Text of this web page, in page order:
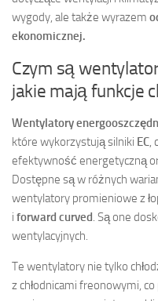
wygody, ale także wyrazem
ekonomicznej.
Czym są
jakie mają funkcje
Wentylatory
które wykorzystują silniki EC,
efektywność energetyczną
Dostępne są w różnych
wentylatory promieniowe z
i forward curved. Są one
wentylacyjnych.
Te wentylatory nie tylko
z chłodnicami freonowymi,